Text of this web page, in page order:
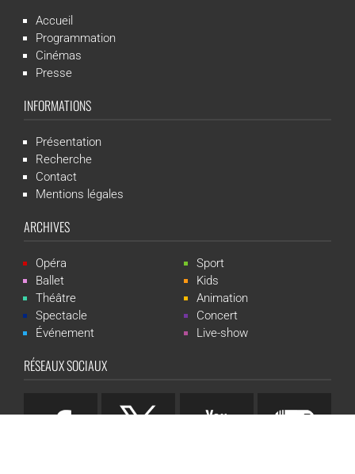
Accueil
Programmation
Cinémas
Presse
INFORMATIONS
Présentation
Recherche
Contact
Mentions légales
ARCHIVES
Opéra
Ballet
Théâtre
Spectacle
Événement
Sport
Kids
Animation
Concert
Live-show
RÉSEAUX SOCIAUX